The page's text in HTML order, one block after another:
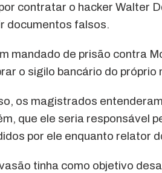
contratar o hacker Walter
documentos falsos.
mandado de prisão contra
o sigilo bancário do próprio
os magistrados entenderam
que ele seria responsável
por ele enquanto relator
tinha como objetivo